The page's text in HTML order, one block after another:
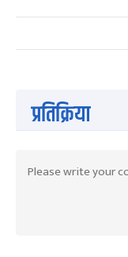
प्रतिक्रिया